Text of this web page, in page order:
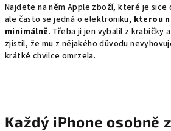
Najdete na něm Apple zboží, které je sice
ale často se jedná o elektroniku, kterou
minimálně. Třeba ji jen vybalil z krabičky
zjistil, že mu z nějakého důvodu
krátké chvilce omrzela.
Každý iPhone osobně